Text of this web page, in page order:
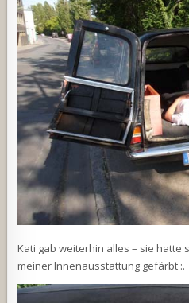
Kati gab weiterhin alles – sie hatte
meiner Innenausstattung gefärbt :.